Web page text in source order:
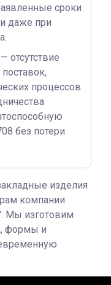
сроки
даже при
отсутствие
процессов
без потери
изделия
компании
Мы изготовим
формы и